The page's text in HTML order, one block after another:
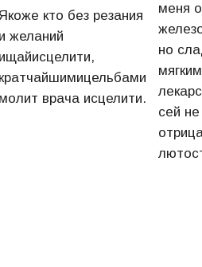
кто без резания
и желаний
ищайисцелити,
кратчайшимицельбами
молит врача исцелити.
меня
но
сей